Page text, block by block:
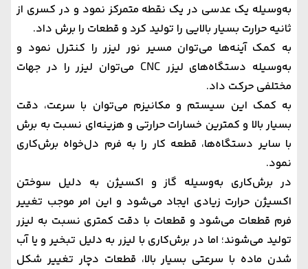
به‌وسیله یک عدسی در یک نقطه متمرکز نمود و در کسری از
ثانیه حرارت بسیار بالایی را تولید کرد و قطعات را برش داد.
به کمک آینه‌ها می‌توان مسیر نور لیزر را کنترل نمود و
به‌وسیله دستگاه‌های لیزر CNC می‌توان لیزر را در جهات
مختلفی حرکت داد.
به کمک این سیستم و مکانیزم می‌توان با سرعت، دقت
بسیار بالا و کمترین خسارات حرارتی و هزینه‌ای نسبت به برش
با سایر دستگاه‌ها، قطعه کار را به فرم دل‌خواه برش‌کاری
نمود.
در برش‌کاری به‌وسیله گاز و اکسیژن به دلیل سوختن
اکسیژن حرارت زیادی ایجاد می‌شود و این امر موجب تغییر
فرم قطعات می‌شود و قطعات با دقت کمتری نسبت به لیزر
تولید می‌شوند؛ اما در برش‌کاری با لیزر به دلیل تبخیر و یا آب
شدن ماده با سرعتی بسیار بالا، قطعات دچار تغییر شکل